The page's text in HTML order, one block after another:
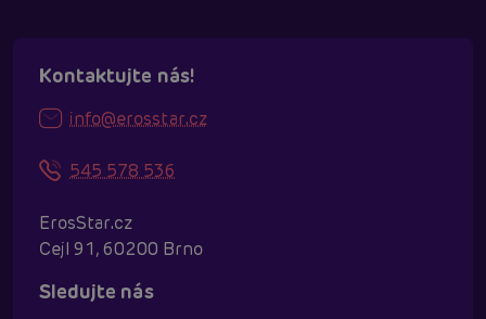
Kontaktujte nás!
info@erosstar.cz
545 578 536
ErosStar.cz
Cejl 91, 60200 Brno
Sledujte nás